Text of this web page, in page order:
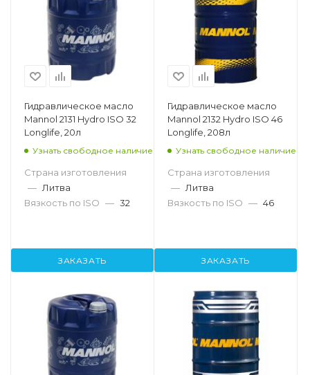
Гидравлическое масло
Mannol 2131 Hydro ISO 32
Longlife, 20л
Узнать свободное наличие
Страна изготовления
— Литва
Вязкость по ISO — 32
ЗАКАЗАТЬ
Гидравлическое масло
Mannol 2132 Hydro ISO 46
Longlife, 208л
Узнать свободное наличие
Страна изготовления
— Литва
Вязкость по ISO — 46
ЗАКАЗАТЬ